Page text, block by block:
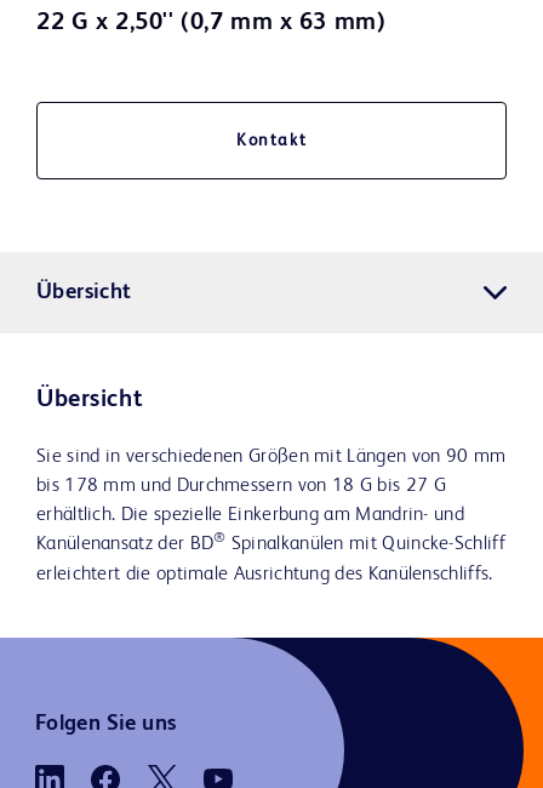
22 G x 2,50'' (0,7 mm x 63 mm)
Kontakt
Übersicht
Übersicht
Sie sind in verschiedenen Größen mit Längen von 90 mm
bis 178 mm und Durchmessern von 18 G bis 27 G
erhältlich. Die spezielle Einkerbung am Mandrin- und
Kanülenansatz der BD® Spinalkanülen mit Quincke-Schliff
erleichtert die optimale Ausrichtung des Kanülenschliffs.
Folgen Sie uns